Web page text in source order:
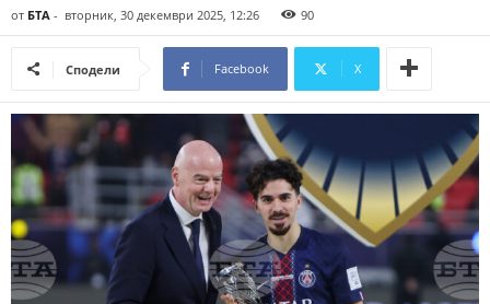
от БТА - вторник, 30 декември 2025, 12:26 90
Сподели Facebook X